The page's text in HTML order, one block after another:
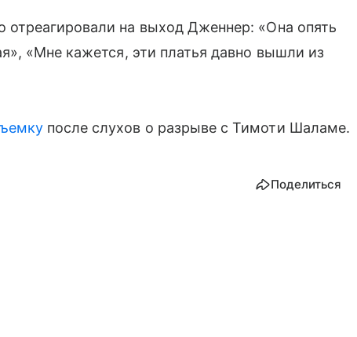
отреагировали на выход Дженнер: «Она опять
«Мне кажется, эти платья давно вышли из
после слухов о разрыве с Тимоти Шаламе.
Поделиться